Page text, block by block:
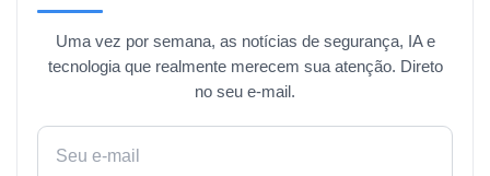
Uma vez por semana, as notícias de segurança, IA e
tecnologia que realmente merecem sua atenção. Direto
no seu e-mail.